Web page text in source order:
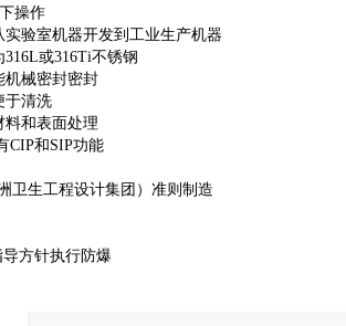
操作
验室机器开发到工业生产机器
或316Ti不锈钢
机械密封密封
于清洗
料和表面处理
CIP和SIP功能
卫生工程设计集团）准则制造
方针执行防爆